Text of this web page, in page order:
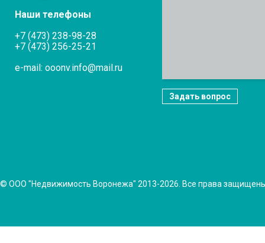
Наши телефоны
+7 (473) 238-98-28
+7 (473) 256-25-21
e-mail: ooonv.info@mail.ru
Задать вопрос
© ООО "Недвижимость Воронежа" 2013-2026. Все права